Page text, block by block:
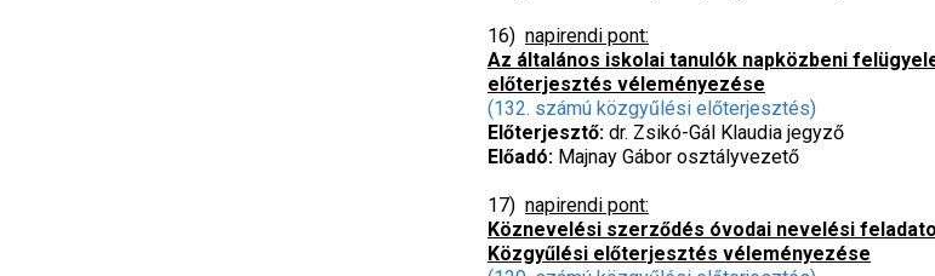
16) napirendi pont:
Az általános iskolai tanulók napközbeni
előterjesztés véleményezése
(132. számú közgyűlési előterjesztés)
Előterjesztő: dr. Zsikó-Gál Klaudia jegyző
Előadó: Majnay Gábor osztályvezető
17) napirendi pont:
Köznevelési szerződés óvodai nevelési
Közgyűlési előterjesztés véleményezése